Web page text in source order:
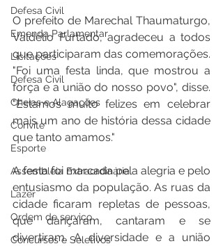
Defesa Civil
Emenda Parlamentar
Licitações
Defesa Civil
Cheias e Alagações
Convite
Esporte
Assembleia Extraordinária
Lazer
Ordem de serviço
Concursos e Seletivos
O prefeito de Marechal Thaumaturgo,
Valdélio Furtado, agradeceu a todos
que participaram das comemorações.
"Foi uma festa linda, que mostrou a
força e a união do nosso povo", disse.
"Estamos muito felizes em celebrar
mais um ano de história dessa cidade
que tanto amamos."
A festa foi marcada pela alegria e pelo
entusiasmo da população. As ruas da
cidade ficaram repletas de pessoas,
que dançaram, cantaram e se
divertiram. A diversidade e a união